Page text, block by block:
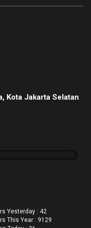
Kota Jakarta Selatan
Yesterday : 42
This Year : 9129